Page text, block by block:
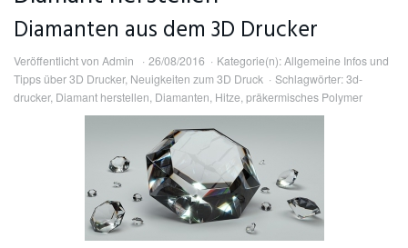
Diamanten aus dem 3D Drucker
Veröffentlicht von Admin 26/08/2016 Kategorie(n):Allgemeine Infos und
Tipps über 3D Drucker, Neuigkeiten zum 3D Druck Schlagwörter:3d-
drucker, Diamant herstellen, Diamanten, Hitze, präkermisches Polymer